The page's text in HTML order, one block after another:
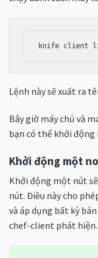
Lệnh này sẽ xuất ra
Bây giờ máy chủ và
bạn có thể khởi động
Khởi động một
Khởi động một nút
nút. Điều này cho
và áp dụng bất kỳ
chef-client phát hiện.